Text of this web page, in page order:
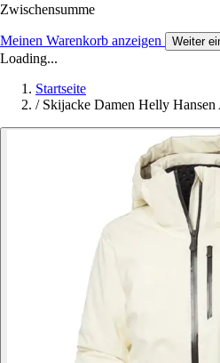
Zwischensumme
Meinen Warenkorb anzeigen Weiter
Loading...
Startseite
/ Skijacke Damen Helly Hansen